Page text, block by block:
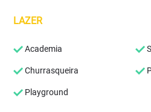
LAZER
Academia
Churrasqueira
Playground